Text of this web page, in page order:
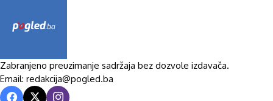
Zabranjeno preuzimanje sadržaja bez dozvole izdavača.
Email: redakcija@pogled.ba